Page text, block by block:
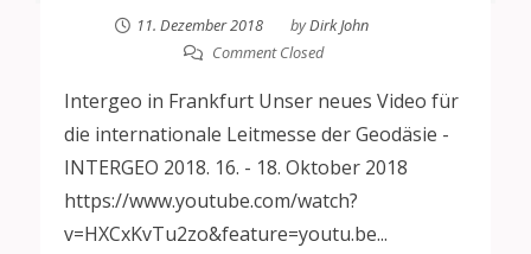
11. Dezember 2018 byDirk John
Comment Closed
Intergeo in Frankfurt Unser neues Video für
die internationale Leitmesse der Geodäsie -
INTERGEO 2018. 16. - 18. Oktober 2018
https://www.youtube.com/watch?
v=HXCxKvTu2zo&feature=youtu.be...